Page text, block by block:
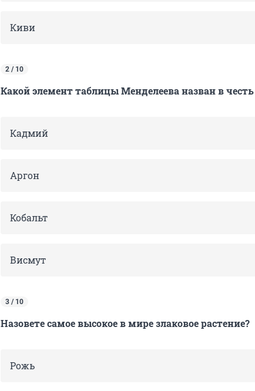
Киви
2 / 10
Какой элемент таблицы Менделеева назван в
Кадмий
Аргон
Кобальт
Висмут
3 / 10
Назовете самое высокое в мире злаковое растение?
Рожь